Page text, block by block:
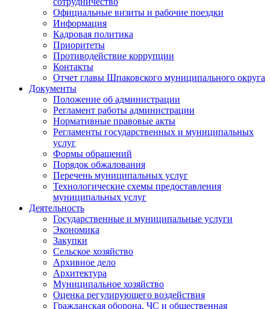
Официальные визиты и рабочие поездки
Информация
Кадровая политика
Приоритеты
Противодействие коррупции
Контакты
Отчет главы Шпаковского муниципального округа
Документы
Положение об администрации
Регламент работы администрации
Нормативные правовые акты
Регламенты государственных и муниципальных
услуг
Формы обращений
Порядок обжалования
Перечень муниципальных услуг
Технологические схемы предоставления
муниципальных услуг
Деятельность
Государственные и муниципальные услуги
Экономика
Закупки
Сельское хозяйство
Архивное дело
Архитектура
Муниципальное хозяйство
Оценка регулирующего воздействия
Гражданская оборона, ЧС и общественная